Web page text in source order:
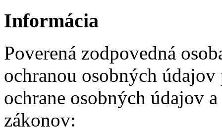
Informácia
Poverená zodpovedná
ochranou osobných
ochrane osobných údajov
zákonov: